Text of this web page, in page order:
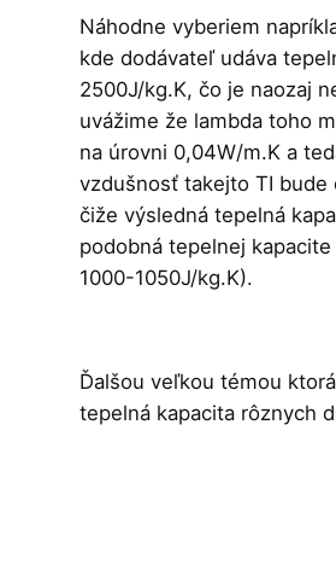
Náhodne vyberiem
kde dodávateľ udáva
2500J/kg.K, čo je naozaj
uvážime že lambda toho
na úrovni 0,04W/m.K a
vzdušnosť takejto TI bude
čiže výsledná tepelná
podobná tepelnej
1000-1050J/kg.K).
Ďalšou veľkou témou
tepelná kapacita rôznych